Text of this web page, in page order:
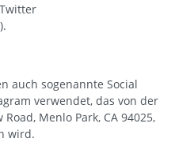
).
auch sogenannte Social
verwendet, das von der
Menlo Park, CA 94025,
wird.